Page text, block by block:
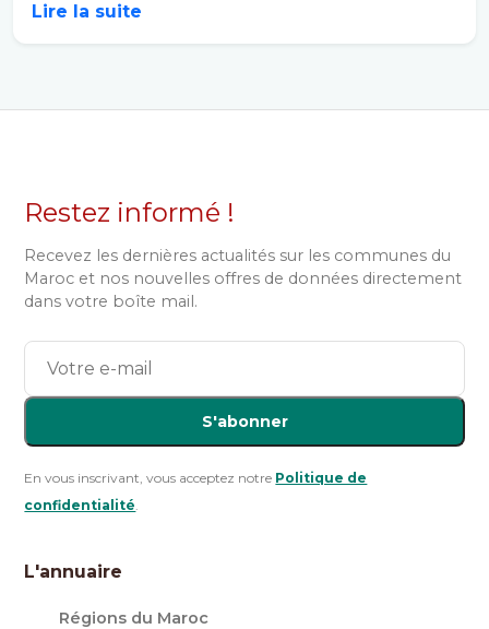
Lire la suite
Restez informé !
Recevez les dernières actualités sur les communes du
Maroc et nos nouvelles offres de données directement
dans votre boîte mail.
S'abonner
En vous inscrivant, vous acceptez notre Politique de
confidentialité.
L'annuaire
Régions du Maroc